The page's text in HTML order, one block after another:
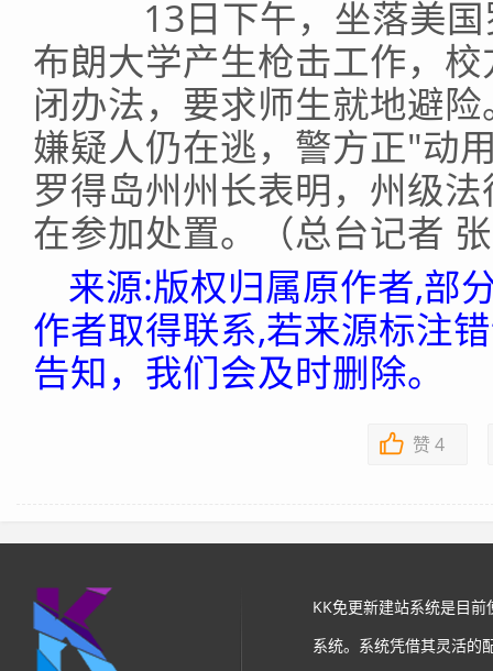
13日下午，坐落美国
布朗大学产生枪击工作，
闭办法，要求师生就地避
嫌疑人仍在逃，警方正"动
罗得岛州州长表明，州级
在参加处置。（总台记者
来源:版权归属原作者,部
作者取得联系,若来源标注
告知，我们会及时删除。
赞 4
KK免更新建站系统是目
系统。系统凭借其灵活的